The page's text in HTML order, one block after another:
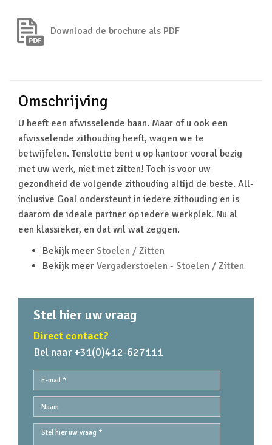
Download de brochure als PDF
Omschrijving
U heeft een afwisselende baan. Maar of u ook een
afwisselende zithouding heeft, wagen we te
betwijfelen. Tenslotte bent u op kantoor vooral bezig
met uw werk, niet met zitten! Toch is voor uw
gezondheid de volgende zithouding altijd de beste. All-
inclusive Goal ondersteunt in iedere zithouding en is
daarom de ideale partner op iedere werkplek. Nu al
een klassieker, en dat wil wat zeggen.
Bekijk meer Stoelen / Zitten
Bekijk meer Vergaderstoelen - Stoelen / Zitten
Stel hier uw vraag
Direct contact?
Bel naar +31(0)412-627111